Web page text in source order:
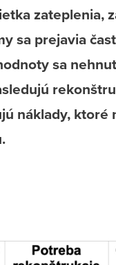
zateplenia,
sa prejavia
sa
náklady,